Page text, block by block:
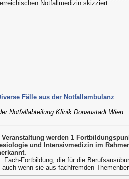
Notfallmedizin skizziert.
Fälle aus der Notfallambulanz
Notfallabteilung Klinik Donaustadt Wien
Veranstaltung werden 1
und Intensivmedizin im
Fach-Fortbildung, die für die
auch wenn sie aus fachfremden